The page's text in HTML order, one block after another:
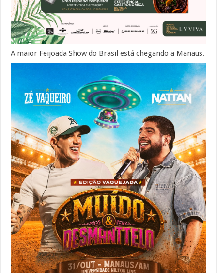
A maior Feijoada Show do Brasil está chegando a Manaus.